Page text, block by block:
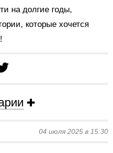
на долгие годы,
которые хочется
04 июля 2025 в 15:30